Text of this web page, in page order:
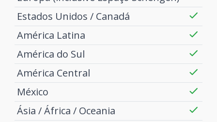
Estados Unidos / Canadá
América Latina
América do Sul
América Central
México
Ásia / África / Oceania